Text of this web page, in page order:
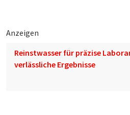
Anzeigen
Reinstwasser für präzise
verlässliche Ergebnisse